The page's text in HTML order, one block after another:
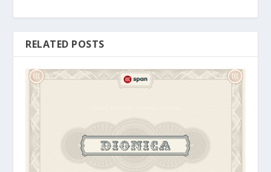
RELATED POSTS